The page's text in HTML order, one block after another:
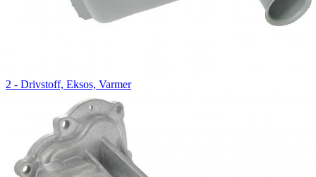
2 - Drivstoff, Eksos, Varmer